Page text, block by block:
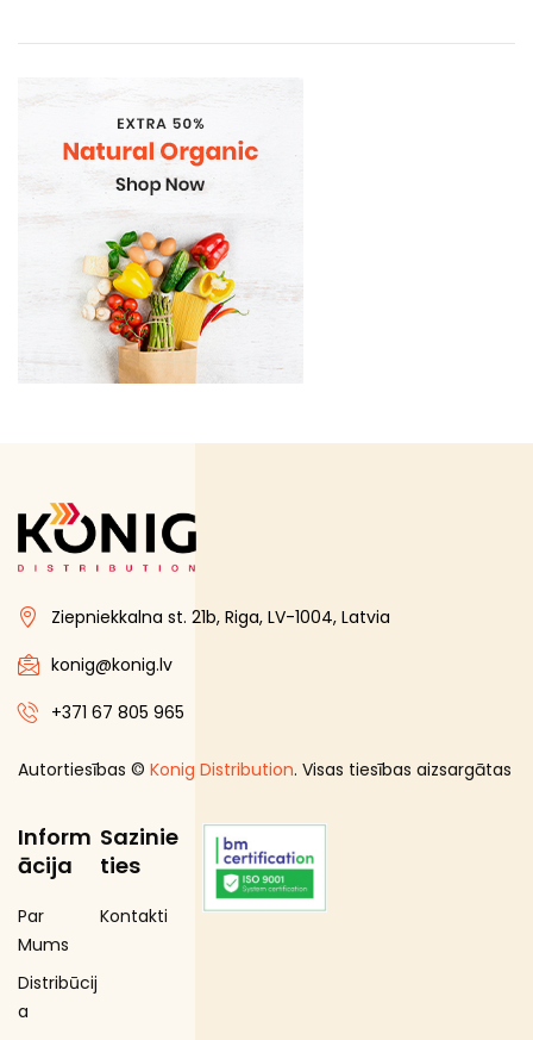
Kartupeļi. 21%
Kartupeļi. burkāni. bietes
Ķirbji. baklažāni un kabačveidīgie
Baklāžani
Ķirbji, kabačveidīgie
Pākšaugi. kukurūza un sparģeļi
Paprika. pipari
Salāti
Sēnes
Sīpoli. puravi. ķiploki
Tomāti un gurķi
Bezalkoholiskie dzērieni
Coffee Service
DEPOSITA IEPAKOJUMS
Gramatvedibas
Kosmētika un higiēnas produkti
Mājsaimniecības preces
Piena , augu tauki un olas produkti
Ziepniekkalna st. 21b, Riga, LV-1004, Latvia
konig@konig.lv
+371 67 805 965
Autortiesības © Konig Distribution. Visas tiesības aizsargātas
Inform
ācija
Par
Mums
Distribūcij
a
Sazinie
ties
Kontakti